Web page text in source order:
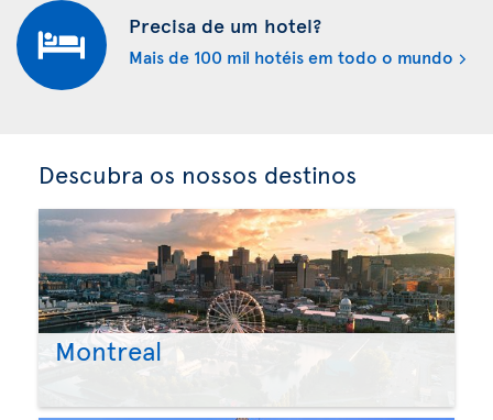
Precisa de um hotel?
Mais de 100 mil hotéis em todo o mundo
Descubra os nossos destinos
Montreal